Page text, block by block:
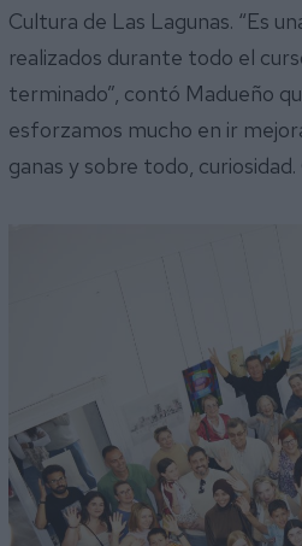
Message
Email
Cultura de Las Lagunas. “Es
realizados durante todo el
terminado”, contó Madueño
esforzamos mucho en ir
ganas y sobre todo, curiosidad.